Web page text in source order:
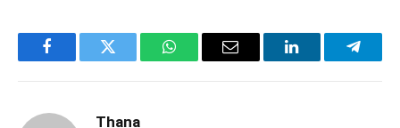
FacebookTwitter WhatsAppEmail LinkedIn
Thana